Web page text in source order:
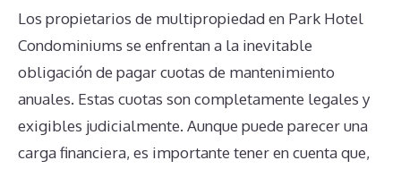
Los propietarios de multipropiedad en Park Hotel
Condominiums se enfrentan a la inevitable
obligación de pagar cuotas de mantenimiento
anuales. Estas cuotas son completamente legales y
exigibles judicialmente. Aunque puede parecer una
carga financiera, es importante tener en cuenta que,